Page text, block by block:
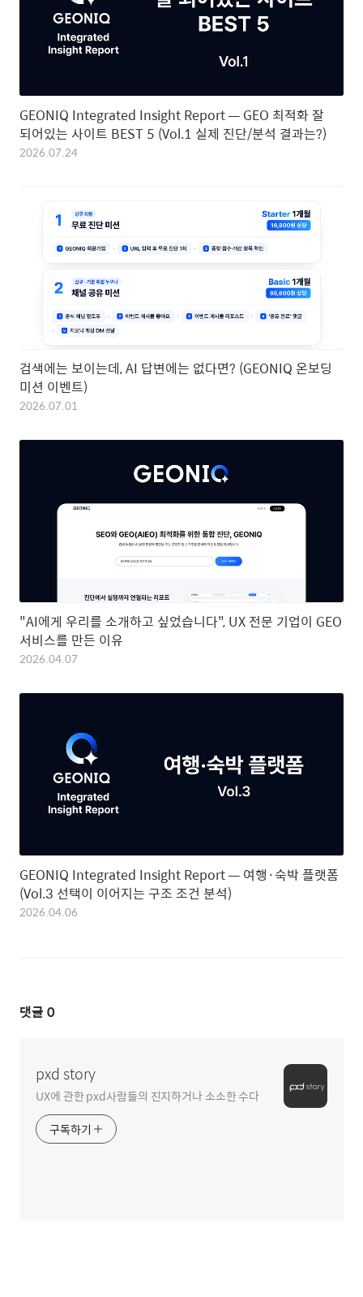
GEONIQ Integrated Insight Report — GEO 최적화 잘
되어있는 사이트 BEST 5 (Vol.1 실제 진단/분석 결과는?)
2026.07.24
검색에는 보이는데, AI 답변에는 없다면? (GEONIQ 온보딩
미션 이벤트)
2026.07.01
"AI에게 우리를 소개하고 싶었습니다", UX 전문 기업이 GEO
서비스를 만든 이유
2026.04.07
GEONIQ Integrated Insight Report — 여행·숙박 플랫폼
(Vol.3 선택이 이어지는 구조 조건 분석)
2026.04.06
댓글 0
pxd story
UX에 관한 pxd사람들의 진지하거나 소소한 수다
구독하기